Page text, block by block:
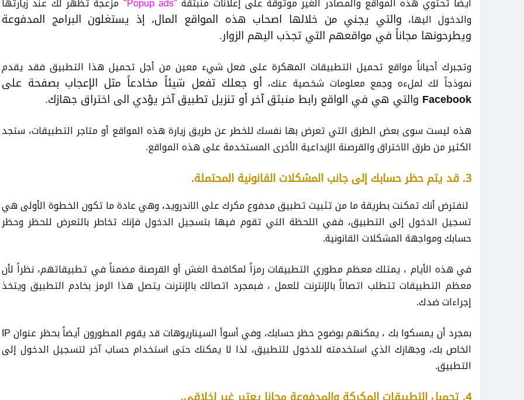
والدخول اليها، والتي يجني من خلالها اصحاب هذه المواقع المال، إذ يستغلون البرامج المدفوعة
ويطرحونها مجاناً في مواقعهم التي تجذب اليهم الزوار.
وتجبرك أحياناً مواقع تحميل التطبيقات المهكرة على فعل شيء معين من أجل تحميل هذا التطبيق فقد يقدم
نموذجاً لك لملءه وجمع معلومات شخصية عنك، أو جعلك تفعل شيئاً مخادعاً مثل الإعجاب بصفحة على
Facebook والتي هي في الواقع رابط منبثق آخر أو تنزيل تطبيق آخر يؤدي الى اختراق جهازك.
هذه ليست سوى بعض الطرق التي تعرض بها نفسك للخطر عن طريق زيارة هذه المواقع أو متاجر التطبيقات، ستجد
الكثير من طرق الاختراق والقرصنة الإبداعية الأخرى المستخدمة على هذه المواقع.
3. قد يتم حظر حسابك إلى جانب المشكلات القانونية المحتملة.
لنفترض أنك تمكنت بطريقة ما من تثبيت تطبيق مدفوع مكرك على الاندرويد، وهي عادة ما تكون الخطوة الأولى هي
تسجيل الدخول إلى التطبيق، ففي اللحظة التي تقوم فيها بتسجيل الدخول فإنك تخاطر بالتعرض للحظر وحظر
حسابك ومواجهة المشكلات القانونية.
في هذه الأيام ، يمتلك معظم مطوري التطبيقات رمزاً لمكافحة الغش أو القرصنة مضمناً في تطبيقاتهم، نظراً لأن
معظم التطبيقات تتطلب اتصالاً بالإنترنت للعمل ، فبمجرد اتصالك بالإنترنت يتصل هذا الرمز بخادم التطبيق ويتخذ
إجراءات ضدك.
بمجرد أن يمسكوا بك ، يمكنهم بوضوح حظر حسابك، وفي أسوأ السيناريوهات قد يقوم المطورون أيضاً بحظر عنوان IP
الخاص بك، وجهازك الذي استخدمته للدخول للتطبيق، لذا لا يمكنك حتى استخدام حساب آخر لتسجيل الدخول إلى
التطبيق.